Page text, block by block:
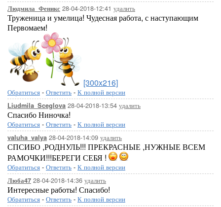
Людмила_Феникс 28-04-2018-12:41 удалить
Труженица и умелица! Чудесная работа, с наступающим
Первомаем!
[300x216]
Обратиться - Ответить - К полной версии
Liudmila_Sceglova 28-04-2018-13:54 удалить
Спасибо Ниночка!
Обратиться - Ответить - К полной версии
valuha_valya 28-04-2018-14:09 удалить
СПСИБО ,РОДНУЛЬ!!! ПРЕКРАСНЫЕ ,НУЖНЫЕ ВСЕМ
РАМОЧКИ!!!БЕРЕГИ СЕБЯ !
Обратиться - Ответить - К полной версии
Люба47 28-04-2018-14:36 удалить
Интересные работы! Спасибо!
Обратиться - Ответить - К полной версии